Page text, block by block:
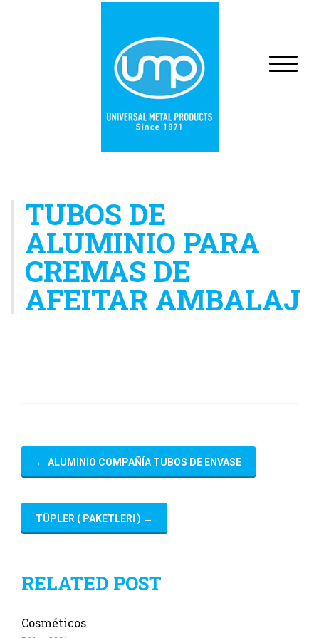
TUBOS DE
ALUMINIO PARA
CREMAS DE
AFEITAR AMBALAJ
← ALUMINIO COMPAÑÍA TUBOS DE ENVASE
TÜPLER ( PAKETLERI ) →
RELATED POST
Cosméticos